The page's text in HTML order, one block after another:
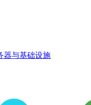
器与基础设施